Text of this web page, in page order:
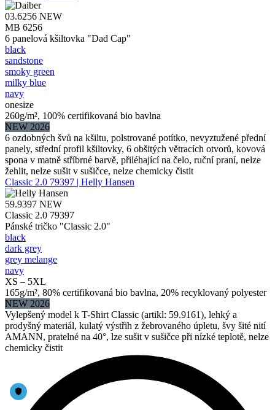
03.6256 NEW
MB 6256
6 panelová kšiltovka "Dad Cap"
black
sandstone
smoky green
milky blue
navy
onesize
260g/m², 100% certifikovaná bio bavlna
NEW 2026
6 ozdobných švů na kšiltu, polstrované potítko, nevyztužené přední
panely, střední profil kšiltovky, 6 obšitých větracích otvorů, kovová
spona v matně stříbrné barvě, přiléhající na čelo, ruční praní, nelze
žehlit, nelze sušit v sušičce, nelze chemicky čistit
Classic 2.0 79397 | Helly Hansen
59.9397 NEW
Classic 2.0 79397
Pánské tričko "Classic 2.0"
black
dark grey
grey melange
navy
XS – 5XL
165g/m², 80% certifikovaná bio bavlna, 20% recyklovaný polyester
NEW 2026
Vylepšený model k T-Shirt Classic (artikl: 59.9161), lehký a
prodyšný materiál, kulatý výstřih z žebrovaného úpletu, švy šité nití
AMANN, pratelné na 40°, lze sušit v sušičce při nízké teplotě, nelze
chemicky čistit